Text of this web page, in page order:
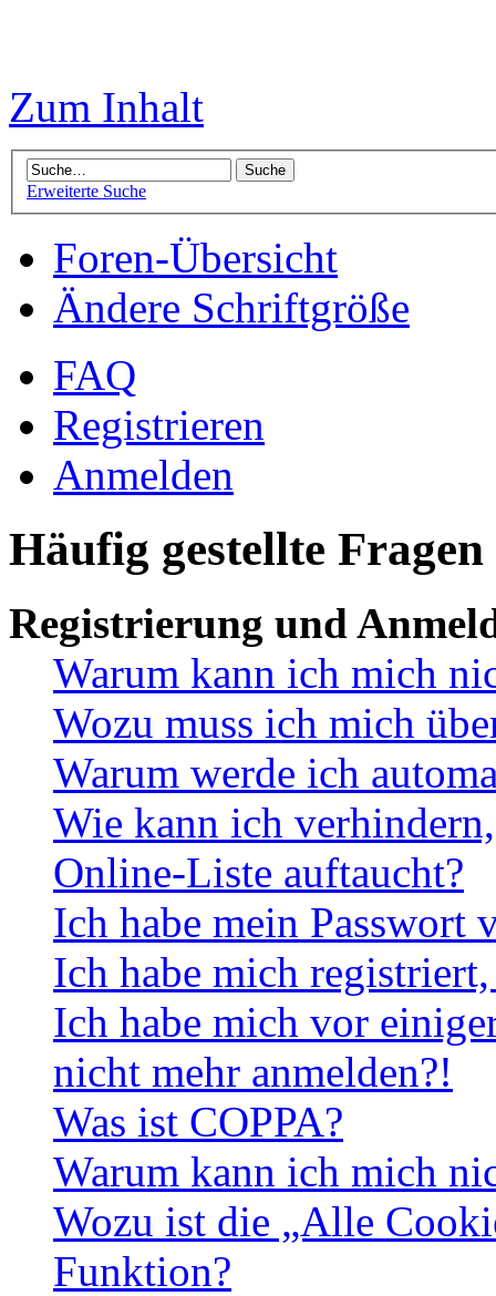
Zum Inhalt
Erweiterte Suche
Foren-Übersicht
Ändere Schriftgröße
FAQ
Registrieren
Anmelden
Häufig gestellte Fragen
Registrierung und
Warum kann ich mich
Wozu muss ich mich
Warum werde ich
Wie kann ich
Online-Liste auftaucht?
Ich habe mein Passwort
Ich habe mich
Ich habe mich vor
nicht mehr anmelden?!
Was ist COPPA?
Warum kann ich mich
Wozu ist die „Alle
Funktion?